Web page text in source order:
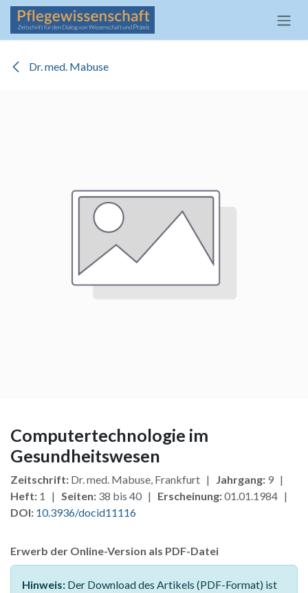
Zum Inhalt springen
Dr. med. Mabuse
Computertechnologie im
Gesundheitswesen
Zeitschrift: Dr. med. Mabuse, Frankfurt | Jahrgang: 9 |
Heft: 1 | Seiten: 38 bis 40 | Erscheinung:01.01.1984 |
DOI: 10.3936/docid11116
Erwerb der Online-Version als PDF-Datei
Hinweis: Der Download des Artikels (PDF-Format) ist